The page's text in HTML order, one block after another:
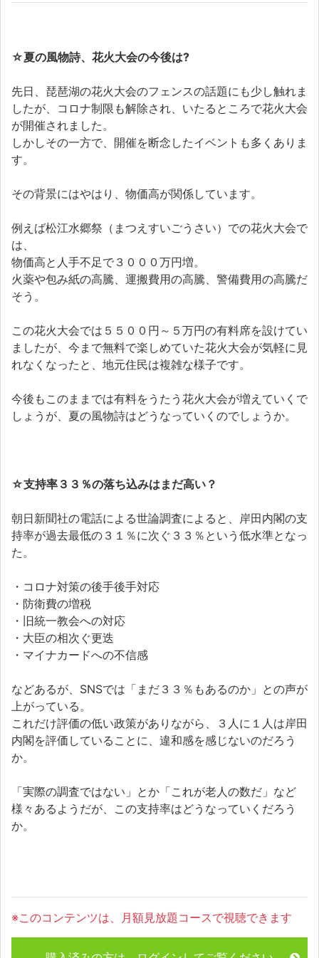
☆夏の風物詩、花火大会の今後は?
先日、琵琶湖の花火大会のフェンスの話題にも少し触れま
したが、コロナ制限も解除され、いたるところで花火大会
が開催されました。
しかしその一方で、開催を断念したイベントも多くありま
す。
その背景にはやはり、物価高が関係しています。
例えば松江水郷祭（まつえすいごうさい）での花火大会で
は、
物価高と人手不足で３０００万円増。
火薬や包み紙の高騰、運搬費用の高騰、警備費用の高騰だ
そう。
この花火大会では５５００円～５万円の有料席を設けてい
ましたが、今まで無料で楽しめていた花火大会が気軽に見
れなくなったと、地元住民は複雑な様子です。
今後もこのままでは有料をうたう花火大会が増えていくで
しょうが、夏の風物詩はどうなっていくのでしょうか。
☆支持率３３％の落ち込みはまだ高い？
朝日新聞社の電話による世論調査によると、岸田内閣の支
持率が過去最低の３１％に次ぐ３３％という低水準となっ
た。
・コロナ対策の後手後手対応
・防衛費の増税
・旧統一教会への対応
・大臣の相次ぐ更迭
・マイナカードへの不信感
などあるが、SNSでは「まだ３３％もあるのか」との声が
上がっている。
これだけ評価の低い政策がありながら、３人に１人は岸田
内閣を評価していることに、違和感を感じないのだろう
か。
「実際の調査ではない」とか「これが老人の数だ」など
様々あるようだが、この支持率はどうなっていくだろう
か。
※このコンテンツは、月額見放題コースで視聴できます